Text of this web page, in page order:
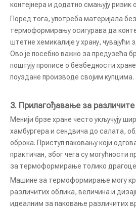
контејнера и додатно смањују ризик
Поред тога, употреба материјала
термоформирању осигурава да
штетне хемикалије у храну,
Ово је посебно важно за предузећа
поштују прописе о безбедности
поуздане производе својим купцима.
3. Прилагођавање за
Менији брзе хране често укључују
хамбургера и сендвича до салата,
оброка. Приступ паковању који
практичан, због чега су могућности
за термоформирање толико
Машине за термоформирање могу
различитих облика, величина и
идеалним за паковање различитих